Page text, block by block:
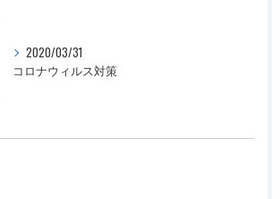
2020/03/31
コロナウィルス対策